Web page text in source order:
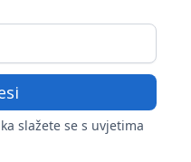
slažete se s uvjetima